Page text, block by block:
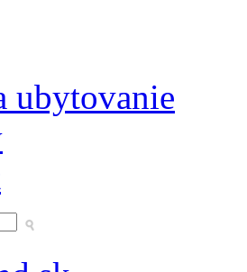
ubytovanie